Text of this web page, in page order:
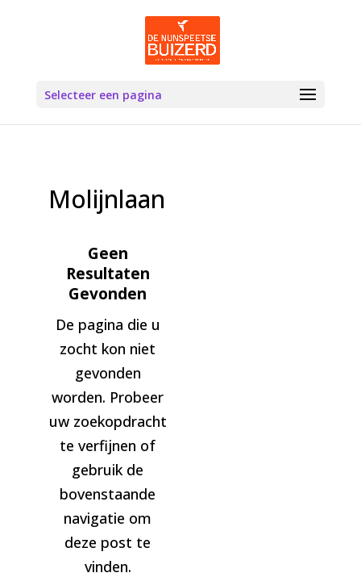
Selecteer een pagina
Molijnlaan
Geen
Resultaten
Gevonden
De pagina die u
zocht kon niet
gevonden
worden. Probeer
uw zoekopdracht
te verfijnen of
gebruik de
bovenstaande
navigatie om
deze post te
vinden.